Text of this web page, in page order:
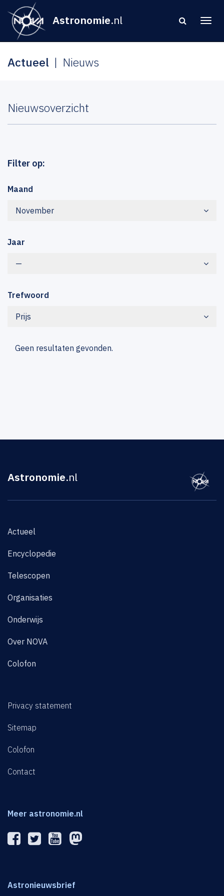
Astronomie.nl
Actueel Nieuws
Nieuwsoverzicht
Filter op:
Maand
November
Jaar
—
Trefwoord
Prijs
Geen resultaten gevonden.
Astronomie.nl
Actueel
Encyclopedie
Telescopen
Organisaties
Onderwijs
Over NOVA
Colofon
Privacy statement
Sitemap
Colofon
Contact
Meer astronomie.nl
Astronieuwsbrief